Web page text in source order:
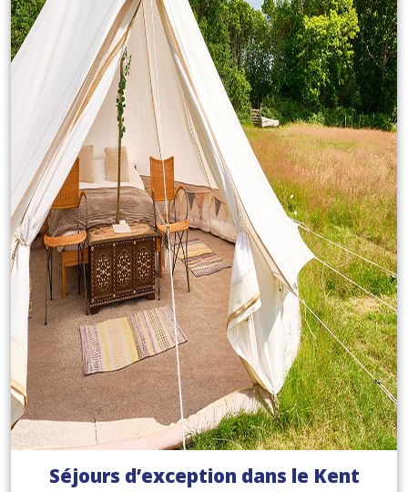
Séjours d’exception dans le Kent